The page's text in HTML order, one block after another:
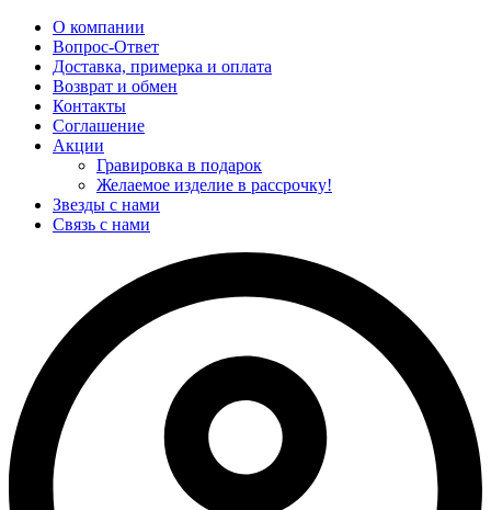
О компании
Вопрос-Ответ
Доставка, примерка и оплата
Возврат и обмен
Контакты
Соглашение
Акции
Гравировка в подарок
Желаемое изделие в рассрочку!
Звезды с нами
Связь с нами